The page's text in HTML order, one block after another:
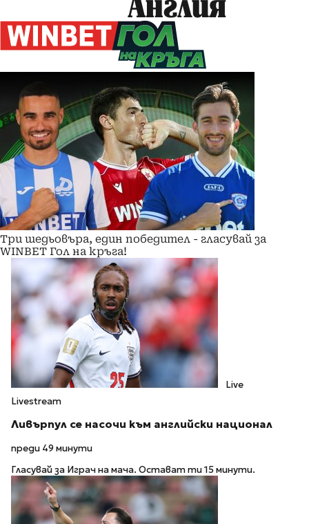
Три шедьовъра, един победител - гласувай за
WINBET Гол на кръга!
Live
Livestream
Ливърпул се насочи към английски национал
преди 49 минути
Гласувай за Играч на мача. Остават ти 15 минути.